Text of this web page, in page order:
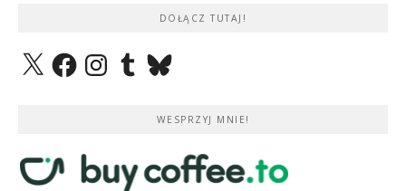
DOŁĄCZ TUTAJ!
X FacebookInstagramTumblrBluesky
WESPRZYJ MNIE!